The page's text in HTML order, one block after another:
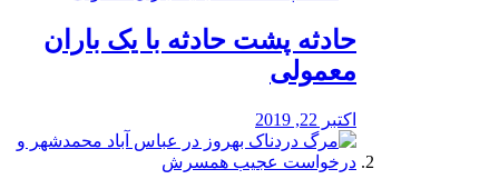
️حادثه پشت حادثه با یک باران
معمولی
اکتبر 22, 2019